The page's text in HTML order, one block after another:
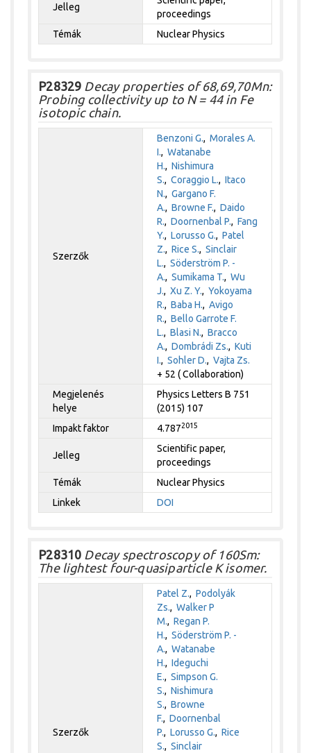
Jelleg
proceedings
Témák
Nuclear Physics
P28329 Decay properties of 68,69,70Mn:
Probing collectivity up to N = 44 in Fe
isotopic chain.
Szerzők
Benzoni G.,Morales A.
I.,Watanabe
H.,Nishimura
S.,Coraggio L.,Itaco
N.,Gargano F.
A.,Browne F.,Daido
R.,Doornenbal P.,Fang
Y.,Lorusso G.,Patel
Z.,Rice S.,Sinclair
L.,Söderström P. -
A.,Sumikama T.,Wu
J.,Xu Z. Y.,Yokoyama
R.,Baba H.,Avigo
R.,Bello Garrote F.
L.,Blasi N.,Bracco
A.,Dombrádi Zs.,Kuti
I.,Sohler D.,Vajta Zs.
+ 52 ( Collaboration)
Megjelenés
helye
Physics Letters B 751
(2015) 107
Impakt faktor
4.7872015
Jelleg
Scientific paper,
proceedings
Témák
Nuclear Physics
Linkek
DOI
P28310 Decay spectroscopy of 160Sm:
The lightest four-quasiparticle K isomer.
Szerzők
Patel Z.,Podolyák
Zs.,Walker P
M.,Regan P.
H.,Söderström P. -
A.,Watanabe
H.,Ideguchi
E.,Simpson G.
S.,Nishimura
S.,Browne
F.,Doornenbal
P.,Lorusso G.,Rice
S.,Sinclair